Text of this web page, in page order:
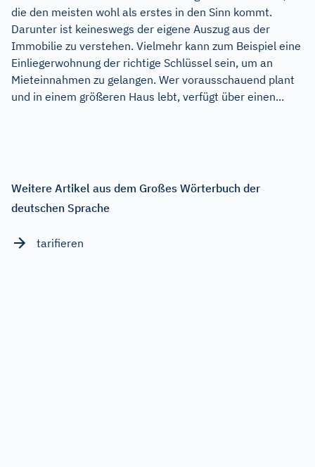
die den meisten wohl als erstes in den Sinn kommt.
Darunter ist keineswegs der eigene Auszug aus der
Immobilie zu verstehen. Vielmehr kann zum Beispiel eine
Einliegerwohnung der richtige Schlüssel sein, um an
Mieteinnahmen zu gelangen. Wer vorausschauend plant
und in einem größeren Haus lebt, verfügt über einen...
Weitere Artikel aus dem Großes Wörterbuch der
deutschen Sprache
tarifieren